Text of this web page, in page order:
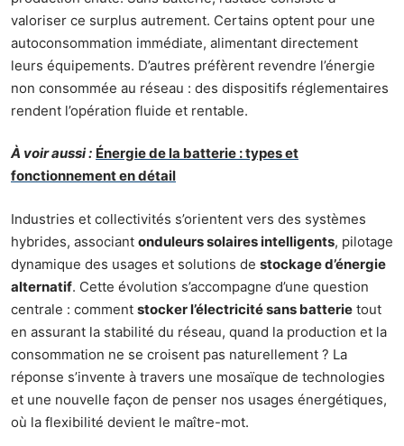
valoriser ce surplus autrement. Certains optent pour une
autoconsommation immédiate, alimentant directement
leurs équipements. D’autres préfèrent revendre l’énergie
non consommée au réseau : des dispositifs réglementaires
rendent l’opération fluide et rentable.
À voir aussi : Énergie de la batterie : types et
fonctionnement en détail
Industries et collectivités s’orientent vers des systèmes
hybrides, associant onduleurs solaires intelligents, pilotage
dynamique des usages et solutions de stockage d’énergie
alternatif. Cette évolution s’accompagne d’une question
centrale : comment stocker l’électricité sans batterie tout
en assurant la stabilité du réseau, quand la production et la
consommation ne se croisent pas naturellement ? La
réponse s’invente à travers une mosaïque de technologies
et une nouvelle façon de penser nos usages énergétiques,
où la flexibilité devient le maître-mot.